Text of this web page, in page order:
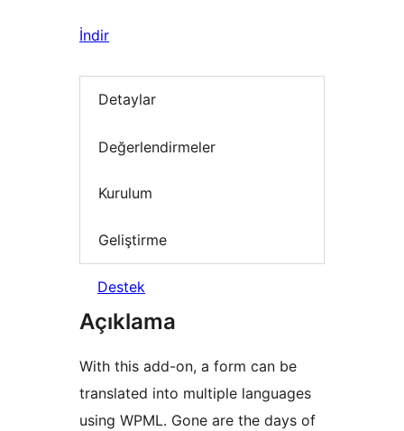
İndir
Detaylar
Değerlendirmeler
Kurulum
Geliştirme
Destek
Açıklama
With this add-on, a form can be
translated into multiple languages
using WPML. Gone are the days of